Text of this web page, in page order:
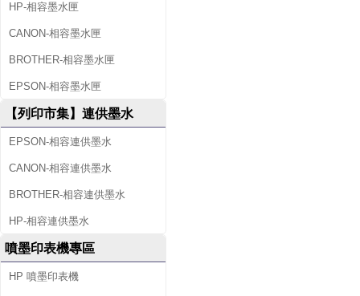
HP-相容墨水匣
CANON-相容墨水匣
BROTHER-相容墨水匣
EPSON-相容墨水匣
【列印市集】連供墨水
EPSON-相容連供墨水
CANON-相容連供墨水
BROTHER-相容連供墨水
HP-相容連供墨水
噴墨印表機專區
HP 噴墨印表機